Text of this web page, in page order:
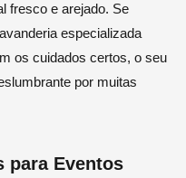
fresco e arejado. Se
especializada
os cuidados certos, o seu
por muitas
para Eventos